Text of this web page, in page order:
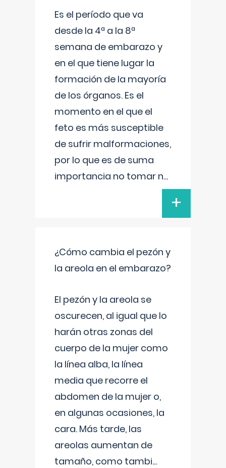
Es el período que va
desde la 4ª a la 8ª
semana de embarazo y
en el que tiene lugar la
formación de la mayoría
de los órganos. Es el
momento en el que el
feto es más susceptible
de sufrir malformaciones,
por lo que es de suma
importancia no tomar n...
+
¿Cómo cambia el pezón y
la areola en el embarazo?
El pezón y la areola se
oscurecen, al igual que lo
harán otras zonas del
cuerpo de la mujer como
la línea alba, la línea
media que recorre el
abdomen de la mujer o,
en algunas ocasiones, la
cara. Más tarde, las
areolas aumentan de
tamaño, como tambi...